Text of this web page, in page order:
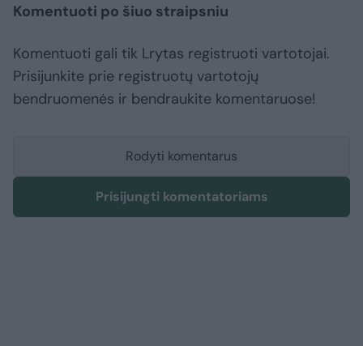
Komentuoti po šiuo straipsniu
Komentuoti gali tik Lrytas registruoti vartotojai.
Prisijunkite prie registruotų vartotojų
bendruomenės ir bendraukite komentaruose!
Rodyti komentarus
Prisijungti komentatoriams